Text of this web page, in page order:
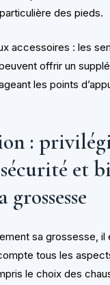
des pieds.
accessoires : les
offrir un
les points
:
et
sa grossesse, il
tous les
le choix des